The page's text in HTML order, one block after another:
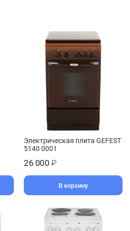
Электрическая плита GEFEST
5140 0001
26 000 ₽
В корзину